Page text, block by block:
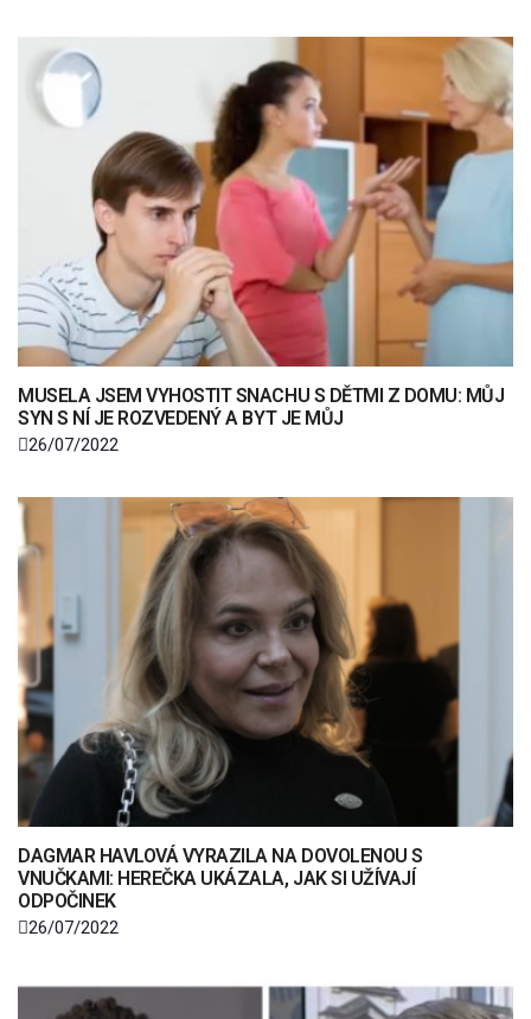
MUSELA JSEM VYHOSTIT SNACHU S DĚTMI Z DOMU: MŮJ
SYN S NÍ JE ROZVEDENÝ A BYT JE MŮJ
26/07/2022
DAGMAR HAVLOVÁ VYRAZILA NA DOVOLENOU S
VNUČKAMI: HEREČKA UKÁZALA, JAK SI UŽÍVAJÍ
ODPOČINEK
26/07/2022